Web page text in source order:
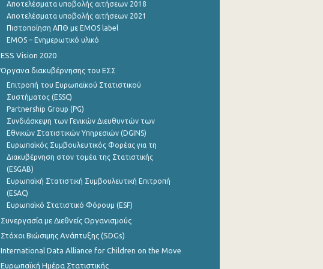
Αποτελέσματα υποβολής αιτήσεων 2018
Αποτελέσματα υποβολής αιτήσεων 2021
Πιστοποίηση ΑΠΘ με EMOS label
EMOS – Ενημερωτικό υλικό
ESS Vision 2020
Όργανα διακυβέρνησης του ΕΣΣ
Επιτροπή του Ευρωπαϊκού Στατιστικού
Συστήματος (ESSC)
Partnership Group (PG)
Συνδιάσκεψη των Γενικών Διευθυντών των
Εθνικών Στατιστικών Υπηρεσιών (DGINS)
Ευρωπαϊκός Συμβουλευτικός Φορέας για τη
Διακυβέρνηση στον τομέα της Στατιστικής
(ESGAB)
Ευρωπαϊκή Στατιστική Συμβουλευτική Επιτροπή
(ESAC)
Ευρωπαϊκό Στατιστικό Φόρουμ (ESF)
Συνεργασία με Διεθνείς Οργανισμούς
Στόχοι Βιώσιμης Ανάπτυξης (SDGs)
International Data Alliance for Children on the Move
Ευρωπαϊκή Ημέρα Στατιστικής